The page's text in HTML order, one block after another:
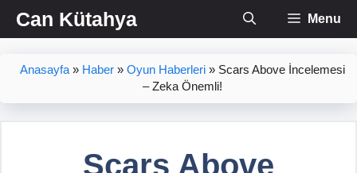
İçeriğe
atlaCan Kütahya Menu
Anasayfa » Haber » Oyun Haberleri » Scars Above İncelemesi
– Zeka Önemli!
Scars Above